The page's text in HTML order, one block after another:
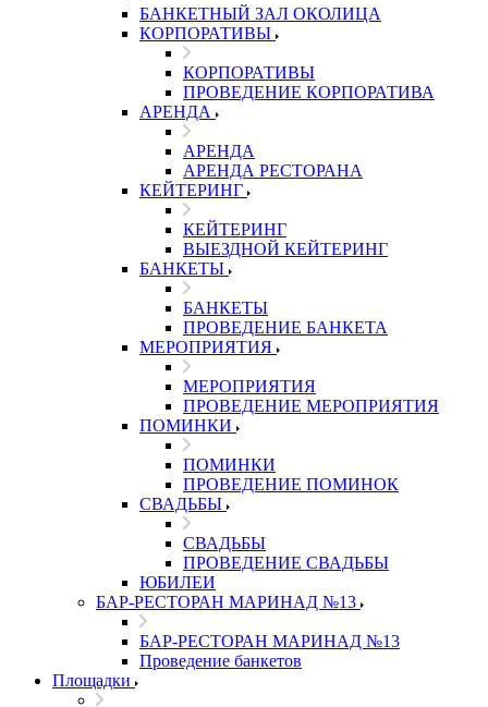
БАНКЕТНЫЙ ЗАЛ ОКОЛИЦА
КОРПОРАТИВЫ
КОРПОРАТИВЫ
ПРОВЕДЕНИЕ КОРПОРАТИВА
АРЕНДА
АРЕНДА
АРЕНДА РЕСТОРАНА
КЕЙТЕРИНГ
КЕЙТЕРИНГ
ВЫЕЗДНОЙ КЕЙТЕРИНГ
БАНКЕТЫ
БАНКЕТЫ
ПРОВЕДЕНИЕ БАНКЕТА
МЕРОПРИЯТИЯ
МЕРОПРИЯТИЯ
ПРОВЕДЕНИЕ МЕРОПРИЯТИЯ
ПОМИНКИ
ПОМИНКИ
ПРОВЕДЕНИЕ ПОМИНОК
СВАДЬБЫ
СВАДЬБЫ
ПРОВЕДЕНИЕ СВАДЬБЫ
ЮБИЛЕИ
БАР-РЕСТОРАН МАРИНАД №13
БАР-РЕСТОРАН МАРИНАД №13
Проведение банкетов
Площадки